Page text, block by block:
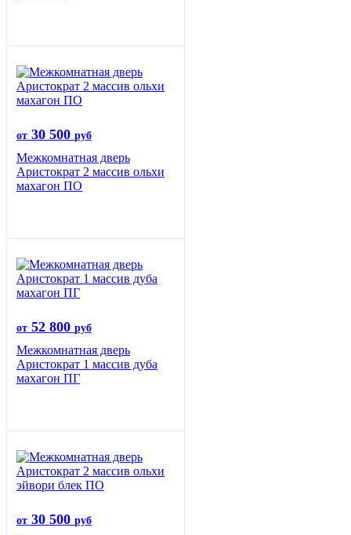
от 30 500 руб
Межкомнатная дверь
Аристократ 2 массив ольхи
махагон ПО
от 52 800 руб
Межкомнатная дверь
Аристократ 1 массив дуба
махагон ПГ
от 30 500 руб